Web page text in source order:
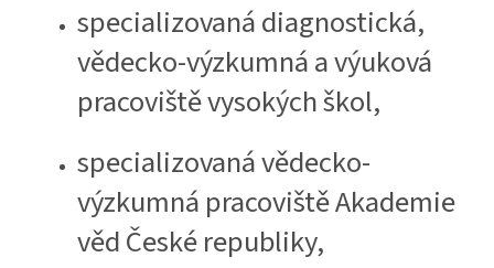
specializovaná diagnostická,
vědecko-výzkumná a výuková
pracoviště vysokých škol,
specializovaná vědecko-
výzkumná pracoviště Akademie
věd České republiky,